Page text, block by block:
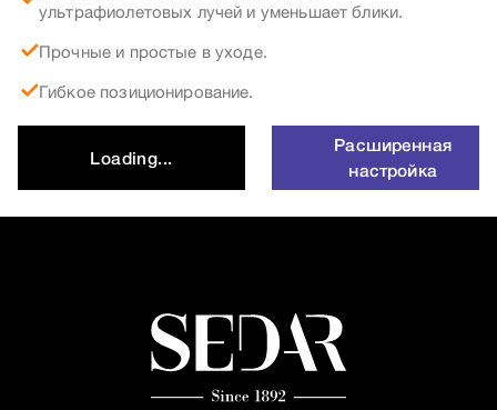
ультрафиолетовых лучей и уменьшает блики.
Прочные и простые в уходе.
Гибкое позиционирование.
Loading...
Расширенная
настройка